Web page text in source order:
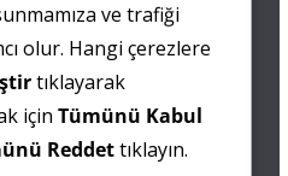
ve trafiği
olur. Hangi çerezlere
tıklayarak
için Tümünü Kabul
Reddettıklayın.